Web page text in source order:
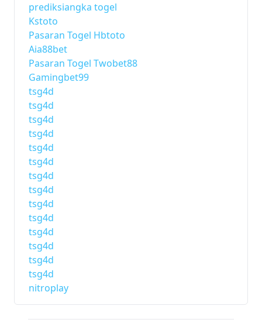
prediksiangka togel
Kstoto
Pasaran Togel Hbtoto
Aia88bet
Pasaran Togel Twobet88
Gamingbet99
tsg4d
tsg4d
tsg4d
tsg4d
tsg4d
tsg4d
tsg4d
tsg4d
tsg4d
tsg4d
tsg4d
tsg4d
tsg4d
tsg4d
nitroplay